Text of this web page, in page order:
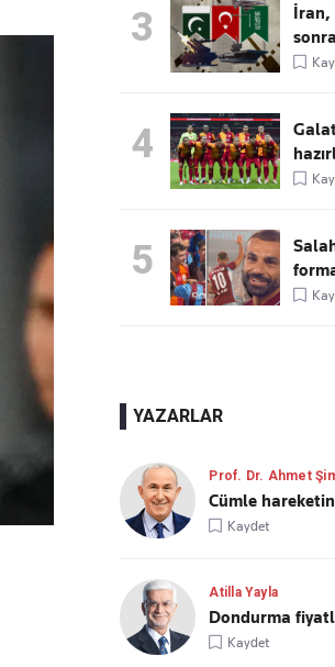
3
İran,
4
5
YAZARLAR
Prof. Dr. Ahmet
Cümle
Kaydet
Atilla Yayla
Dondurma
Kaydet